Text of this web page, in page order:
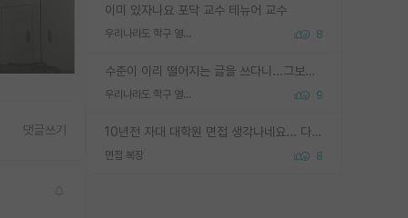
이미 있자나요 포닥 교수 테뉴어 교수
우리나라도 학구 열풍보면 Higher Doctorate 학위가 필요하다고 봅니다. 8
수준이 이리 떨어지는 글을 쓰다니...그보다 이런 헛소리에 정성들여 답변해주시는 분들에게 존경심 1 드림
우리나라도 학구 열풍보면 Higher Doctorate 학위가 필요하다고 봅니다. 9
10년전 자대 대학원 면접 생각나네요... 다들 양복에 넥타이까지 하고 갔더니, 국회의원 출마하냐고 놀리셨던. (면접질문내용: 증명사진에선 두상이 계란형인데, 실제론 그렇지 않다. 증명사진이 뭘 증명하고 있는거냐)ㅋㅋㅋㅋ
면접 복장 8
댓글쓰기